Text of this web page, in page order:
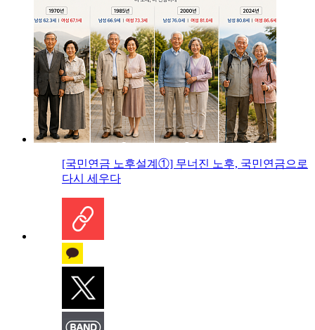
[국민연금 노후설계①] 무너진 노후, 국민연금으로
다시 세우다